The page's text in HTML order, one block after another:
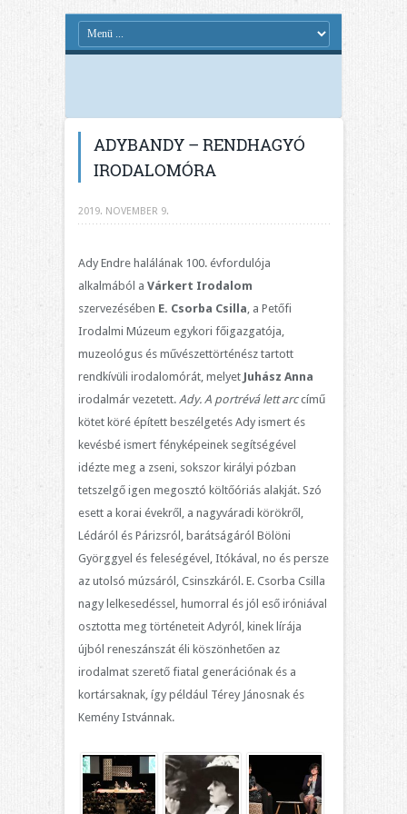
ADYBANDY – RENDHAGYÓ
IRODALOMÓRA
2019. NOVEMBER 9.
Ady Endre halálának 100. évfordulója
alkalmából a Várkert Irodalom
szervezésében E. Csorba Csilla, a Petőfi
Irodalmi Múzeum egykori főigazgatója,
muzeológus és művészettörténész tartott
rendkívüli irodalomórát, melyet Juhász Anna
irodalmár vezetett. Ady. A portrévá lett arccímű
kötet köré épített beszélgetés Ady ismert és
kevésbé ismert fényképeinek segítségével
idézte meg a zseni, sokszor királyi pózban
tetszelgő igen megosztó költőóriás alakját. Szó
esett a korai évekről, a nagyváradi körökről,
Lédáról és Párizsról, barátságáról Bölöni
Györggyel és feleségével, Itókával, no és persze
az utolsó múzsáról, Csinszkáról. E. Csorba Csilla
nagy lelkesedéssel, humorral és jól eső iróniával
osztotta meg történeteit Adyról, kinek lírája
újból reneszánszát éli köszönhetően az
irodalmat szerető fiatal generációnak és a
kortársaknak, így például Térey Jánosnak és
Kemény Istvánnak.